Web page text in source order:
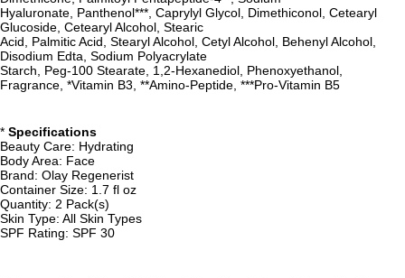
Hyaluronate, Panthenol***, Caprylyl Glycol, Dimethiconol, Cetearyl
Glucoside, Cetearyl Alcohol, Stearic
Acid, Palmitic Acid, Stearyl Alcohol, Cetyl Alcohol, Behenyl Alcohol,
Disodium Edta, Sodium Polyacrylate
Starch, Peg-100 Stearate, 1,2-Hexanediol, Phenoxyethanol,
Fragrance, *Vitamin B3, **Amino-Peptide, ***Pro-Vitamin B5
* Specifications
Beauty Care: Hydrating
Body Area: Face
Brand: Olay Regenerist
Container Size: 1.7 fl oz
Quantity: 2 Pack(s)
Skin Type: All Skin Types
SPF Rating: SPF 30